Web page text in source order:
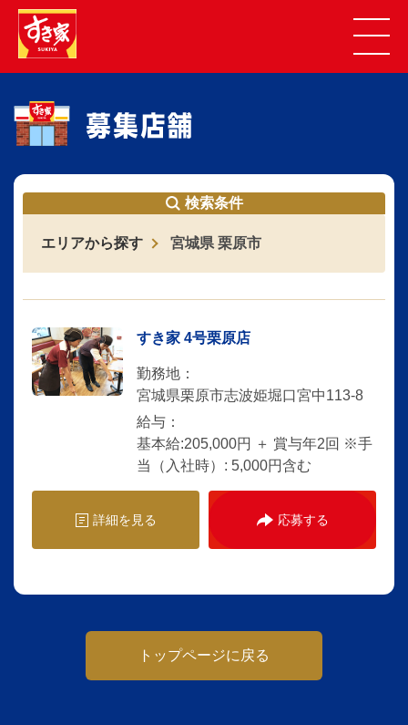
検索条件
エリアから探す 宮城県 栗原市
すき家 4号栗原店
勤務地：
宮城県栗原市志波姫堀口宮中113-8
給与：
基本給:205,000円 ＋ 賞与年2回 ※手
当（入社時）: 5,000円含む
詳細を見る 応募する
トップページに戻る